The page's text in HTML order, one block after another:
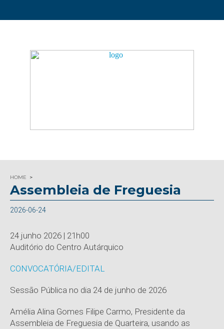
HOME
Assembleia de Freguesia
2026-06-24
24 junho 2026 | 21h00
Auditório do Centro Autárquico
CONVOCATÓRIA/EDITAL
Sessão Pública no dia 24 de junho de 2026
Amélia Alina Gomes Filipe Carmo, Presidente da
Assembleia de Freguesia de Quarteira, usando as